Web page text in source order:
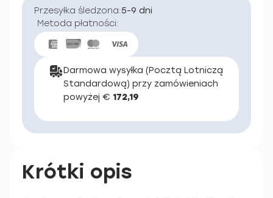
Przesyłka śledzona:5-9 dni
Metoda płatności:
Darmowa wysyłka (Pocztą Lotniczą
Standardową) przy zamówieniach
powyżej € 172,19
Krótki opis